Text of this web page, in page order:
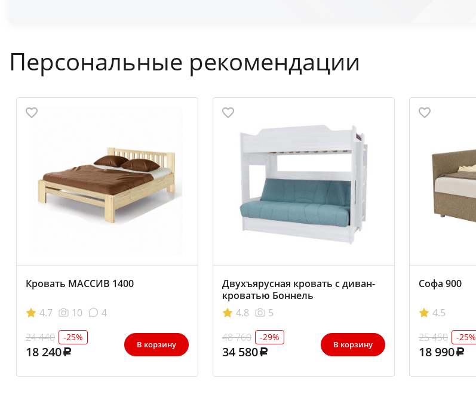
Персональные рекомендации
Кровать МАССИВ 1400
4.7 10
4
24 440
-25%
18 240 В корзину
Двухъярусная кровать с диван-
кроватью Боннель
4.8
5
48 760
-29%
34 580 В корзину
Софа 900
4.5
25 450
-25%
18 990